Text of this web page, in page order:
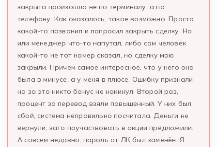
закрыта произошла не по терминалу, а по
телефону. Как оказалось, такое возможно. Просто
какой-то позвонил и попросил закрыть сделку. Но
или менеджер что-то напутал, либо сам человек
какой-то не тот номер сказал, но сделку мою
закрыли. Причем самое интересное, что у него она
была в минусе, а у меня в плюсе. Ошибку признали,
но за это никто бонус не накинул. Второй раз,
процент за перевод взяли повышенный. У них был
сбой, система неправильно посчитала. Деньги не
вернули, зато поучаствовать в акции предложили.
А совсем недавно, пароль от ЛК был заменён. Я